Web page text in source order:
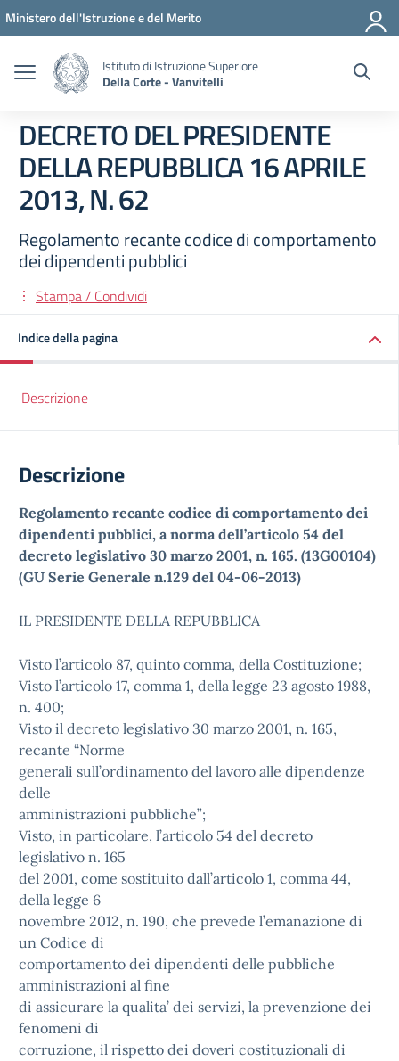
Vai ai contenuti
Vai al menu di navigazione
Vai al footer
Ministero dell'Istruzione e del Merito
Istituto di Istruzione Superiore
Della Corte - Vanvitelli
DECRETO DEL PRESIDENTE
DELLA REPUBBLICA 16 APRILE
2013, N. 62
Regolamento recante codice di comportamento
dei dipendenti pubblici
Stampa / Condividi
Indice della pagina
Descrizione
Descrizione
Regolamento recante codice di comportamento dei
dipendenti pubblici, a norma dell’articolo 54 del
decreto legislativo 30 marzo 2001, n. 165. (13G00104)
(GU Serie Generale n.129 del 04-06-2013)
IL PRESIDENTE DELLA REPUBBLICA
Visto l’articolo 87, quinto comma, della Costituzione;
Visto l’articolo 17, comma 1, della legge 23 agosto 1988,
n. 400;
Visto il decreto legislativo 30 marzo 2001, n. 165,
recante “Norme
generali sull’ordinamento del lavoro alle dipendenze
delle
amministrazioni pubbliche”;
Visto, in particolare, l’articolo 54 del decreto
legislativo n. 165
del 2001, come sostituito dall’articolo 1, comma 44,
della legge 6
novembre 2012, n. 190, che prevede l’emanazione di
un Codice di
comportamento dei dipendenti delle pubbliche
amministrazioni al fine
di assicurare la qualita’ dei servizi, la prevenzione dei
fenomeni di
corruzione, il rispetto dei doveri costituzionali di